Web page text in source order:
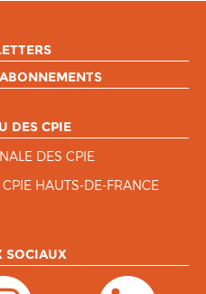
DES CPIE
DES CPIE
HAUTS-DE-FRANCE
SOCIAUX